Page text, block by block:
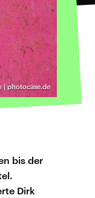
| photocase.de
bis der
Dirk